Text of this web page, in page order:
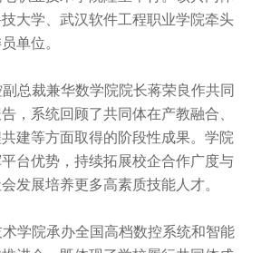
大学、武汉软件工程职业学院牵头
单位。
总裁兼华数学院院长蒋荣良作共同
，系统回顾了共同体在产教融合、
建等方面取得的阶段性成果。学院
台优势，持续拓展校企合作广度与
发展培养更多高素质技能人才。
学院承办全国高档数控系统和智能